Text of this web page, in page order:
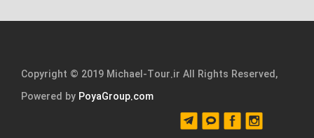
Copyright © 2019 Michael-Tour.ir All Rights Reserved,
Powered by PoyaGroup.com